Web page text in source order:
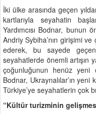
İki ülke arasında geçen
kartlarıyla seyahatin
Yardımcısı Bodnar, bunun
Andriy Sybiha’nın girişimi
ederek, bu sayede
seyahatlerde önemli artışın
çoğunluğunun henüz yeni
Bodnar, Ukraynalılar’ın
Türkiye’ye seyahatlerin çok
“Kültür turizminin